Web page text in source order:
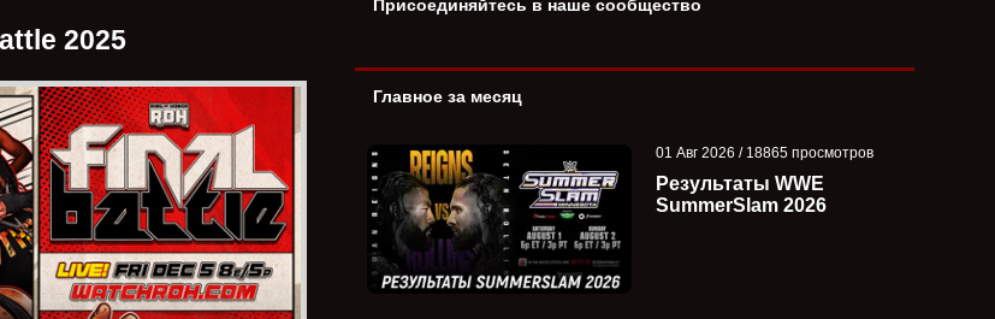
2025
Присоединяйтесь в наше сообщество
Главное за месяц
01 Авг 2026 / 18865 просмотров
Результаты WWE
SummerSlam 2026